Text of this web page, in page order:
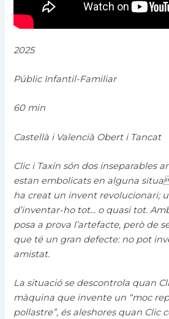
2025
Públic Infantil-Familiar
60 min
Castellà i Valencià Obert i Tancat
Clic i Taxín són dos inseparables
estan embolicats en alguna
ha creat un invent revolucionari;
d’inventar-ho tot… o quasi tot.
posa a prova l’artefacte, però de
que té un gran defecte: no pot
amistat.
La situació se descontrola quan
màquina que invente un “moc
pollastre”, és aleshores quan Clic